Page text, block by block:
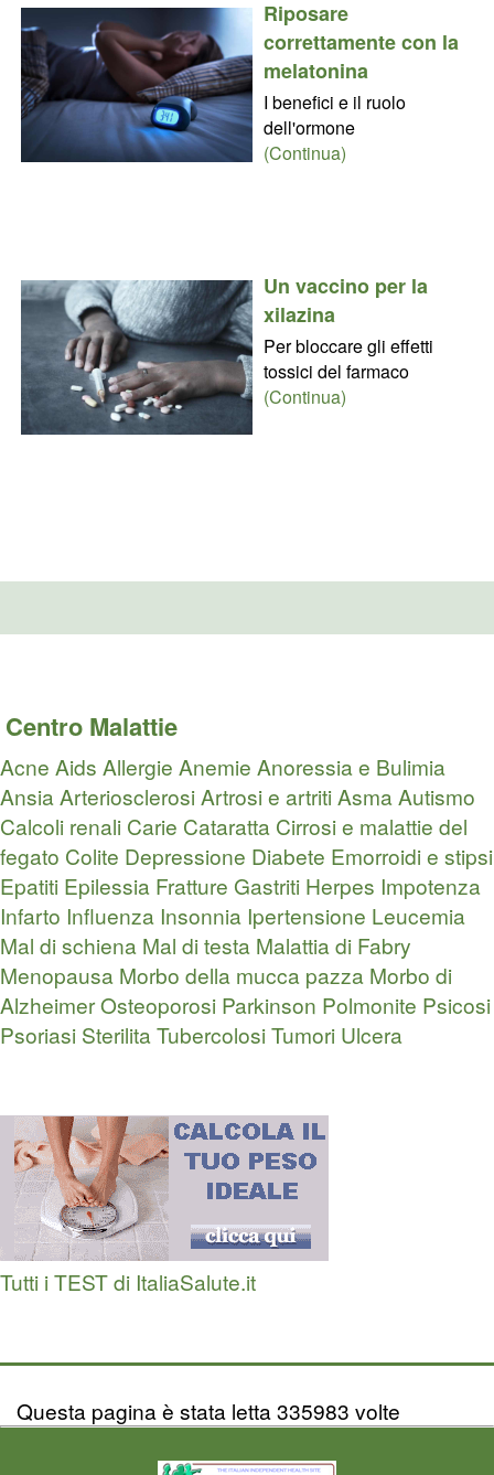
Riposare
correttamente con la
melatonina
I benefici e il ruolo
dell'ormone
(Continua)
Un vaccino per la
xilazina
Per bloccare gli effetti
tossici del farmaco
(Continua)
Centro Malattie
Acne Aids Allergie Anemie Anoressia e Bulimia
AnsiaArteriosclerosiArtrosi e artritiAsmaAutismo
Calcoli renali Carie Cataratta Cirrosi e malattie del
fegato Colite Depressione Diabete Emorroidi e stipsi
Epatiti Epilessia Fratture Gastriti Herpes Impotenza
Infarto Influenza Insonnia Ipertensione Leucemia
Mal di schiena Mal di testa Malattia di Fabry
Menopausa Morbo della mucca pazza Morbo di
AlzheimerOsteoporosi Parkinson Polmonite Psicosi
Psoriasi SterilitaTubercolosiTumori Ulcera
Tutti i TEST di ItaliaSalute.it
Questa pagina è stata letta 335983 volte